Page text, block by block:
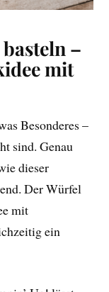
–
mit
Besonderes –
sind. Genau
dieser
Der Würfel
mit
ein